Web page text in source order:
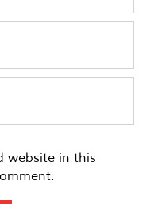
website in this